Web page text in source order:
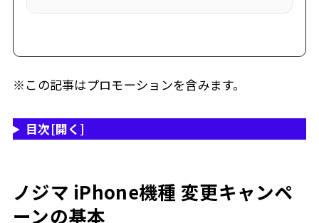
※この記事はプロモーションを含みます。
目次[開く]
ノジマ iPhone機種 変更キャンペ
ーンの基本